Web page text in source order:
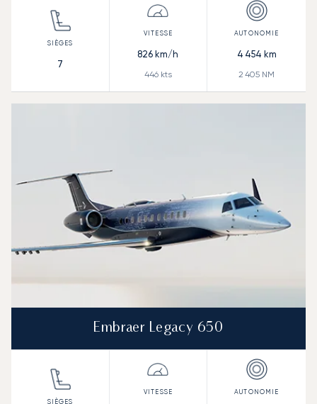
7
826 km/h
446kts
4 454 km
2 405 NM
Embraer Legacy 650